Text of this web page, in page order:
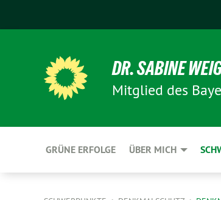
DR. SABINE
Mitglied des
GRÜNE ERFOLGE ÜBER MICH